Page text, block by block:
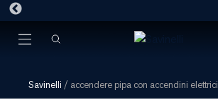
Savinelli / accendere pipa con accendini elettrici